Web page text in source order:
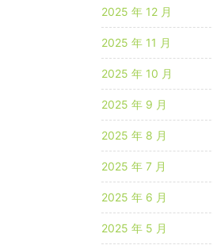
2025 年 12 月
2025 年 11 月
2025 年 10 月
2025 年 9 月
2025 年 8 月
2025 年 7 月
2025 年 6 月
2025 年 5 月